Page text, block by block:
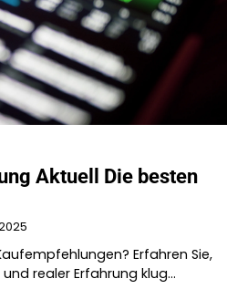
Aktuell Die besten
Erfahren Sie,
realer Erfahrung klug…